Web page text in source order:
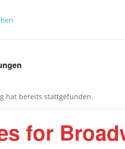
hat bereits stattgefunden.
for